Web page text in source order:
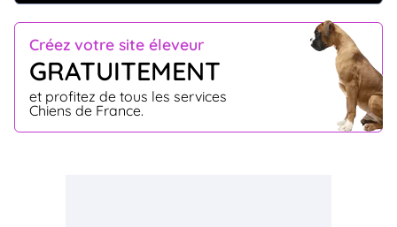
Créez votre site éleveur
GRATUITEMENT
et profitez de tous les services
Chiens de France.